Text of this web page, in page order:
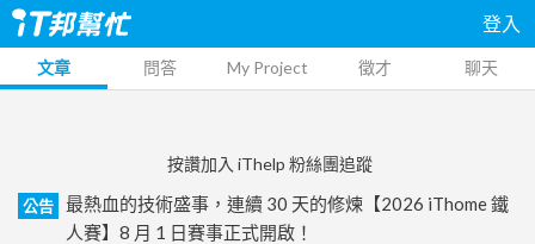
登入
文章 問答 My Project 徵才 聊天
按讚加入 iThelp 粉絲團追蹤
公告
最熱血的技術盛事，連續 30 天的修煉【2026 iThome 鐵
人賽】8 月 1 日賽事正式開啟！